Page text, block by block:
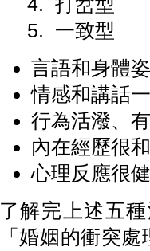
5. 一致型
言語和身體
情感和講話
行為活潑、
內在經歷很
心理反應很
了解完上述五
「婚姻的衝突